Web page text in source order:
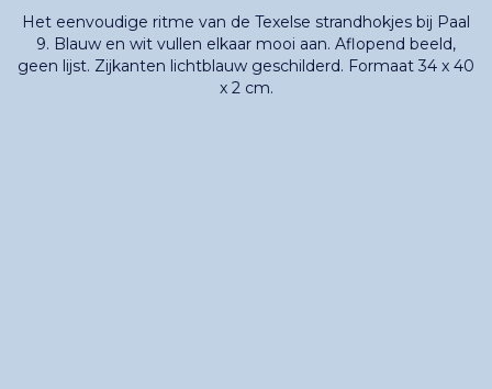
Het eenvoudige ritme van de Texelse strandhokjes bij Paal
9. Blauw en wit vullen elkaar mooi aan. Aflopend beeld,
geen lijst. Zijkanten lichtblauw geschilderd. Formaat 34 x 40
x 2 cm.